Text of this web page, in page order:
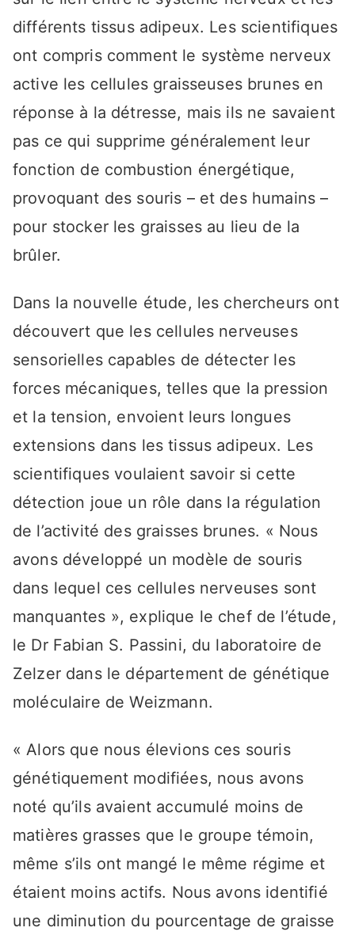
différents tissus adipeux. Les scientifiques
ont compris comment le système nerveux
active les cellules graisseuses brunes en
réponse à la détresse, mais ils ne savaient
pas ce qui supprime généralement leur
fonction de combustion énergétique,
provoquant des souris – et des humains –
pour stocker les graisses au lieu de la
brûler.
Dans la nouvelle étude, les chercheurs ont
découvert que les cellules nerveuses
sensorielles capables de détecter les
forces mécaniques, telles que la pression
et la tension, envoient leurs longues
extensions dans les tissus adipeux. Les
scientifiques voulaient savoir si cette
détection joue un rôle dans la régulation
de l’activité des graisses brunes. « Nous
avons développé un modèle de souris
dans lequel ces cellules nerveuses sont
manquantes », explique le chef de l’étude,
le Dr Fabian S. Passini, du laboratoire de
Zelzer dans le département de génétique
moléculaire de Weizmann.
« Alors que nous élevions ces souris
génétiquement modifiées, nous avons
noté qu’ils avaient accumulé moins de
matières grasses que le groupe témoin,
même s’ils ont mangé le même régime et
étaient moins actifs. Nous avons identifié
une diminution du pourcentage de graisse